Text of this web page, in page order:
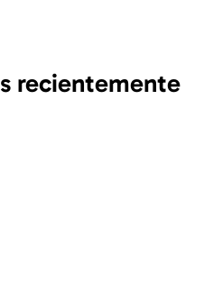
recientemente